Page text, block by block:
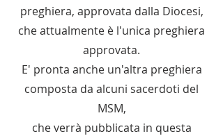
preghiera, approvata dalla Diocesi,
che attualmente è l'unica preghiera
approvata.
E' pronta anche un'altra preghiera
composta da alcuni sacerdoti del
MSM,
che verrà pubblicata in questa